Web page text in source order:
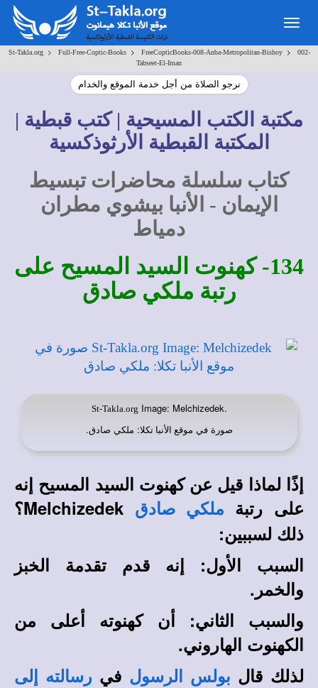
St-Takla.org> Full-Free-Coptic-Books> FreeCopticBooks-008-Anba-Metropolitan-Bishoy>
002-
Tabseet-El-Iman
نرجو الصلاة من أجل خدمة الموقع والخدام
مكتبة الكتب المسيحية | كتب قبطية |
المكتبة القبطية الأرثوذكسية
كتاب سلسلة محاضرات تبسيط
الإيمان - الأنبا بيشوي مطران
دمياط
134- كهنوت السيد المسيح على
رتبة ملكي صادق
St-Takla.org Image: Melchizedek.
صورة في موقع الأنبا تكلا: ملكي صادق.
إذًا لماذا قيل عن كهنوت السيد المسيح إنه
على رتبة
ملكي صادق
Melchizedek؟
ذلك لسببين:
السبب الأول: إنه قدم تقدمة الخبز
والخمر.
والسبب الثاني: أن كهنوته أعلى من
الكهنوت الهاروني.
لذلك قال بولس الرسول فيرسالته إلى